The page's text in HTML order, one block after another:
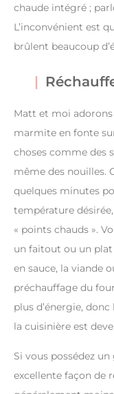
chaude intégré ;
L’inconvénient est
brûlent beaucoup
Matt et moi adorons
marmite en fonte
choses comme des
même des nouilles.
quelques minutes
température
« points chauds ».
un faitout ou un
en sauce, la viande
préchauffage du
plus d’énergie,
la cuisinière est
Si vous possédez
excellente façon de